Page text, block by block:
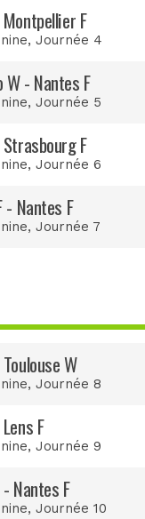
F
, Journée 4
- Nantes F
, Journée 5
F
, Journée 6
- Nantes F
, Journée 7
W
, Journée 8
F
, Journée 9
Nantes F
, Journée 10